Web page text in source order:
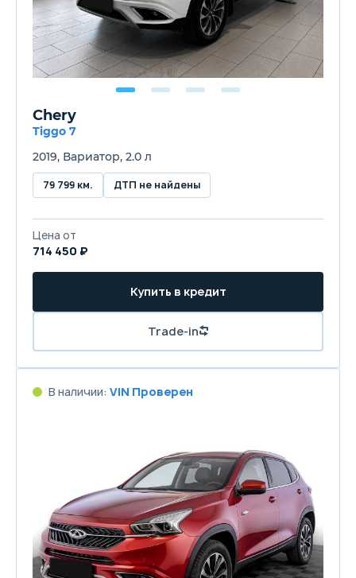
Chery
Tiggo 7
2019, Вариатор, 2.0 л
79 799 км. ДТП не найдены
Цена от
714 450 ₽
Купить в кредит
Trade-in
В наличии: VIN Проверен